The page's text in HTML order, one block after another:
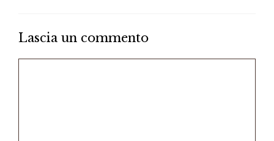
Lascia un commento